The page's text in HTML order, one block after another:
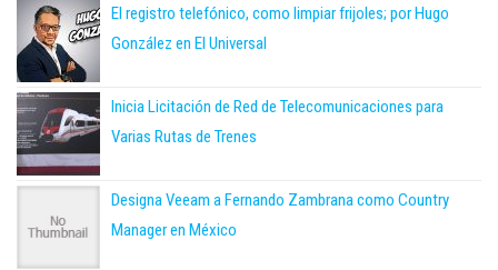
El registro telefónico, como limpiar frijoles; por Hugo
González en El Universal
Inicia Licitación de Red de Telecomunicaciones para
Varias Rutas de Trenes
Designa Veeam a Fernando Zambrana como Country
Manager en México